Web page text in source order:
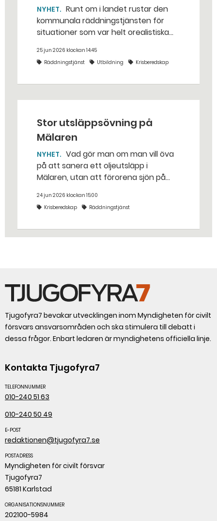
NYHET
kommunala räddningstjänsten för
situationer som var helt orealistiska
bakhåll, utspridda granater och hot
från livsfarliga drönare i det
25 jun 2026 klockan 14:45
Räddningstjänst
Utbildning Krisberedskap
Stor utsläppsövning på
Mälaren
NYHET
på att sanera ett oljeutsläpp i
Mälaren, utan att förorena sjön på
stället. Det gjorde räddningstjänsten i
Eskilstuna – tio kubikmeter närmare
24 jun 2026 klockan 15:00
Krisberedskap
Räddningstjänst
Tjugofyra7 bevakar utvecklingen inom Myndigheten för civilt
försvars ansvarsområden och ska stimulera till debatt i
dessa frågor. Enbart ledaren är myndighetens officiella linje.
Kontakta Tjugofyra7
TELEFONNUMMER
010-240 51 63
010-240 50 49
E-POST
redaktionen@tjugofyra7.se
POSTADRESS
Myndigheten för civilt försvar
Tjugofyra7
65181 Karlstad
ORGANISATIONSNUMMER
202100-5984